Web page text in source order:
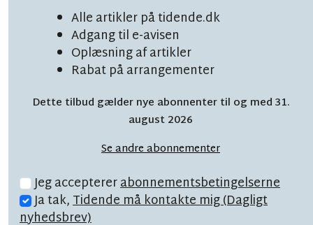
Alle artikler på tidende.dk
Adgang til e-avisen
Oplæsning af artikler
Rabat på arrangementer
Dette tilbud gælder nye abonnenter til og med 31.
august 2026
Se andre abonnementer
Jeg acceptererabonnementsbetingelserne
Ja tak,Tidende må kontakte mig (Dagligt
nyhedsbrev)
LÆSETID 6 MIN.
Overvældende start:
'Vi er nærmest blevet
båret'